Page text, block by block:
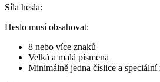
Síla hesla:
Heslo musí obsahovat:
8 nebo více znaků
Velká a malá písmena
Minimálně jedna číslice a speciální